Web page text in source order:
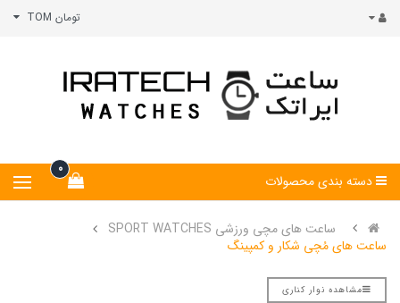
تومان TOM
0
دسته بندی محصولات
ساعت های مچی ورزشی SPORT WATCHES
ساعت های مُچی شکار و کمپینگ
مشاهده نوار کناری